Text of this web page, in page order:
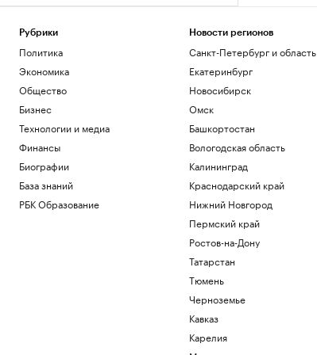
Рубрики
Политика
Экономика
Общество
Бизнес
Технологии и медиа
Финансы
Биографии
База знаний
РБК Образование
Новости регионов
Санкт-Петербург и область
Екатеринбург
Новосибирск
Омск
Башкортостан
Вологодская область
Калининград
Краснодарский край
Нижний Новгород
Пермский край
Ростов-на-Дону
Татарстан
Тюмень
Черноземье
Кавказ
Карелия